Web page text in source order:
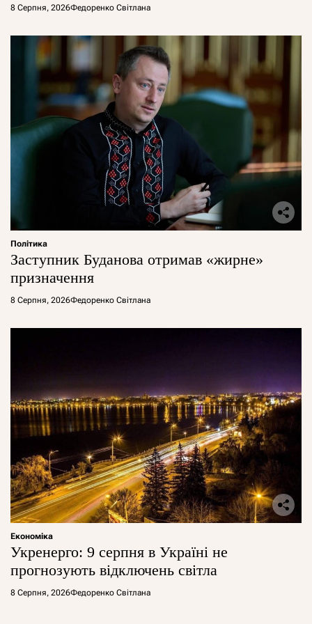
8 Серпня, 2026Федоренко Світлана
Політика
Заступник Буданова отримав «жирне»
призначення
8 Серпня, 2026Федоренко Світлана
Економіка
Укренерго: 9 серпня в Україні не
прогнозують відключень світла
8 Серпня, 2026Федоренко Світлана